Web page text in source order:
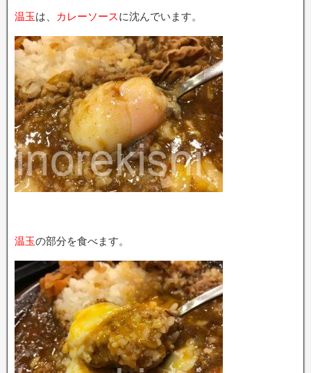
温玉は、 カレーソースに沈んでいます。
温玉の部分を食べます。